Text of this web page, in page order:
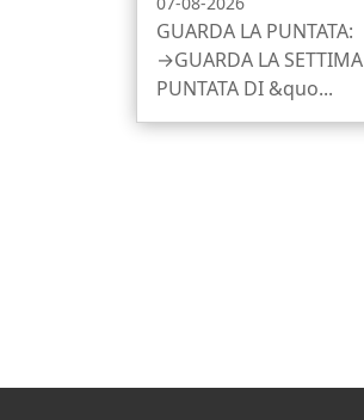
GUARDA LA PUNTATA:
→GUARDA LA SETTIMA
PUNTATA DI &quo...